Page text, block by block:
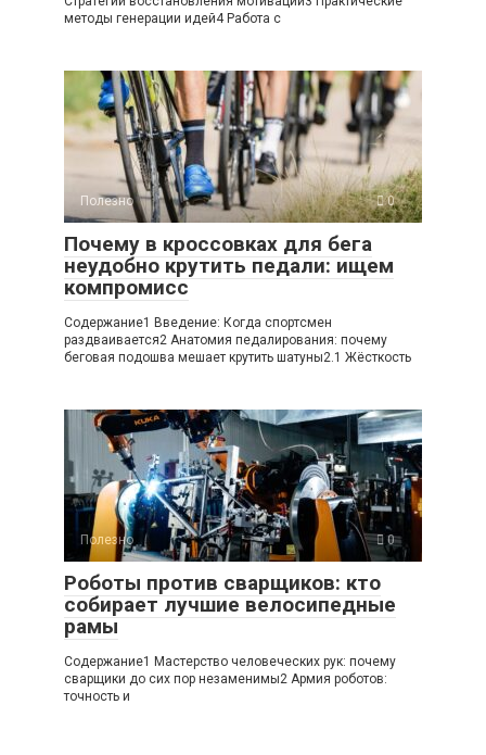
методы генерации идей4 Работа с
Полезно 0
Почему в кроссовках для бега
неудобно крутить педали: ищем
компромисс
Содержание1 Введение: Когда спортсмен
раздваивается2 Анатомия педалирования: почему
беговая подошва мешает крутить шатуны2.1 Жёсткость
Полезно 0
Роботы против сварщиков: кто
собирает лучшие велосипедные
рамы
Содержание1 Мастерство человеческих рук: почему
сварщики до сих пор незаменимы2 Армия роботов:
точность и